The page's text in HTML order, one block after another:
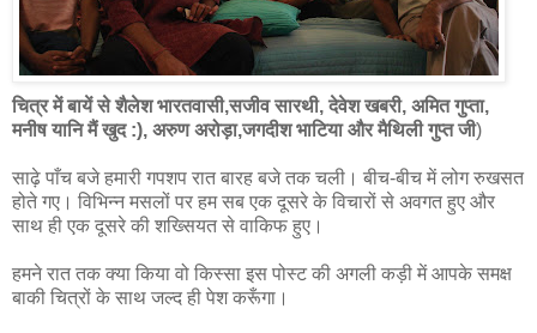
चित्र में बायें से शैलेश भारतवासी,सजीव सारथी, देवेश खबरी, अमित गुप्ता,
मनीष यानि मैं खुद :), अरुण अरोड़ा,जगदीश भाटिया और मैथिली गुप्त जी)
साढ़े पाँच बजे हमारी गपशप रात बारह बजे तक चली। बीच-बीच में लोग रुखसत
होते गए। विभिन्न मसलों पर हम सब एक दूसरे के विचारों से अवगत हुए और
साथ ही एक दूसरे की शख्सियत से वाकिफ हुए।
हमने रात तक क्या किया वो किस्सा इस पोस्ट की अगली कड़ी में आपके समक्ष
बाकी चित्रों के साथ जल्द ही पेश करूँगा।